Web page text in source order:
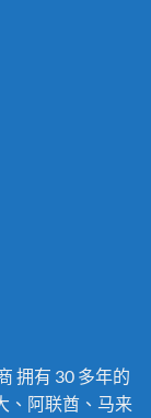
拥有 30 多年的
、阿联酋、马来